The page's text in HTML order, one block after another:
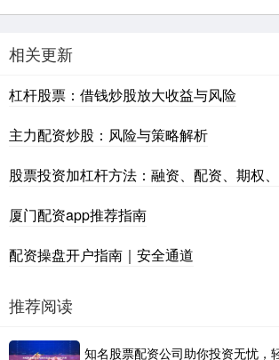
相关更新
杠杆股票：借钱炒股放大收益与风险
主力配资炒股：风险与策略解析
股票投资加杠杆方法：融资、配资、期权
厦门配资app推荐指南
配资操盘开户指南｜安全通道
推荐阅读
知名股票配资公司助你投资无忧，